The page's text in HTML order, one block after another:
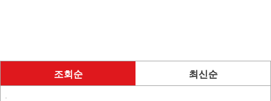
조회순 최신순